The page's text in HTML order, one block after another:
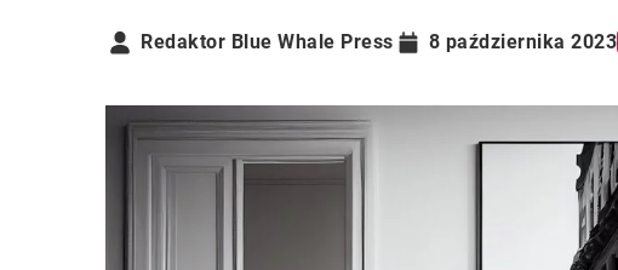
Redaktor Blue Whale Press 8 października 2023